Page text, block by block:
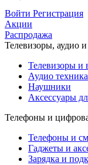
Войти Регистрация
Акции
Распродажа
Телевизоры, аудио
Телевизоры и
Аудио техника
Наушники
Аксессуары
Телефоны и
Телефоны и
Гаджеты и
Зарядка и